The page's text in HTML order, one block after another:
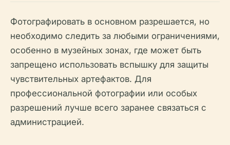
Фотографировать в основном разрешается, но
необходимо следить за любыми ограничениями,
особенно в музейных зонах, где может быть
запрещено использовать вспышку для защиты
чувствительных артефактов. Для
профессиональной фотографии или особых
разрешений лучше всего заранее связаться с
администрацией.